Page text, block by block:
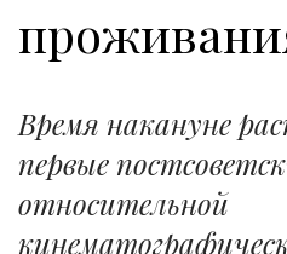
Время накануне
первые
относительной